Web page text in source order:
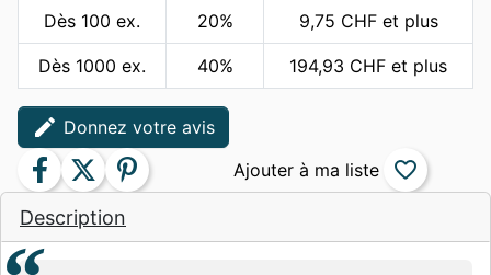
Description
Dès 100 ex. 20% 9,75 CHF et plus
Dès 1000 ex. 40% 194,93 CHF et plus
edit Donnez votre avis
facebook twitter pinterest favorite_border